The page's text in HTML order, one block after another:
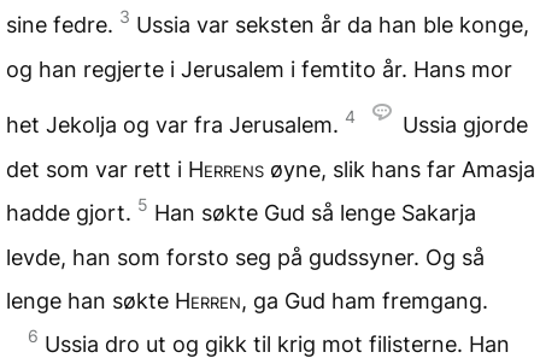
sine fedre. 3 Ussia var seksten år da han ble konge,
og han regjerte i Jerusalem i femtito år. Hans mor
het Jekolja og var fra Jerusalem. 4
Ussia gjorde
det som var rett i Herrens øyne, slik hans far Amasja
hadde gjort. 5 Han søkte Gud så lenge Sakarja
levde, han som forsto seg på gudssyner. Og så
lenge han søkte Herren, ga Gud ham fremgang.
6 Ussia dro ut og gikk til krig mot filisterne. Han